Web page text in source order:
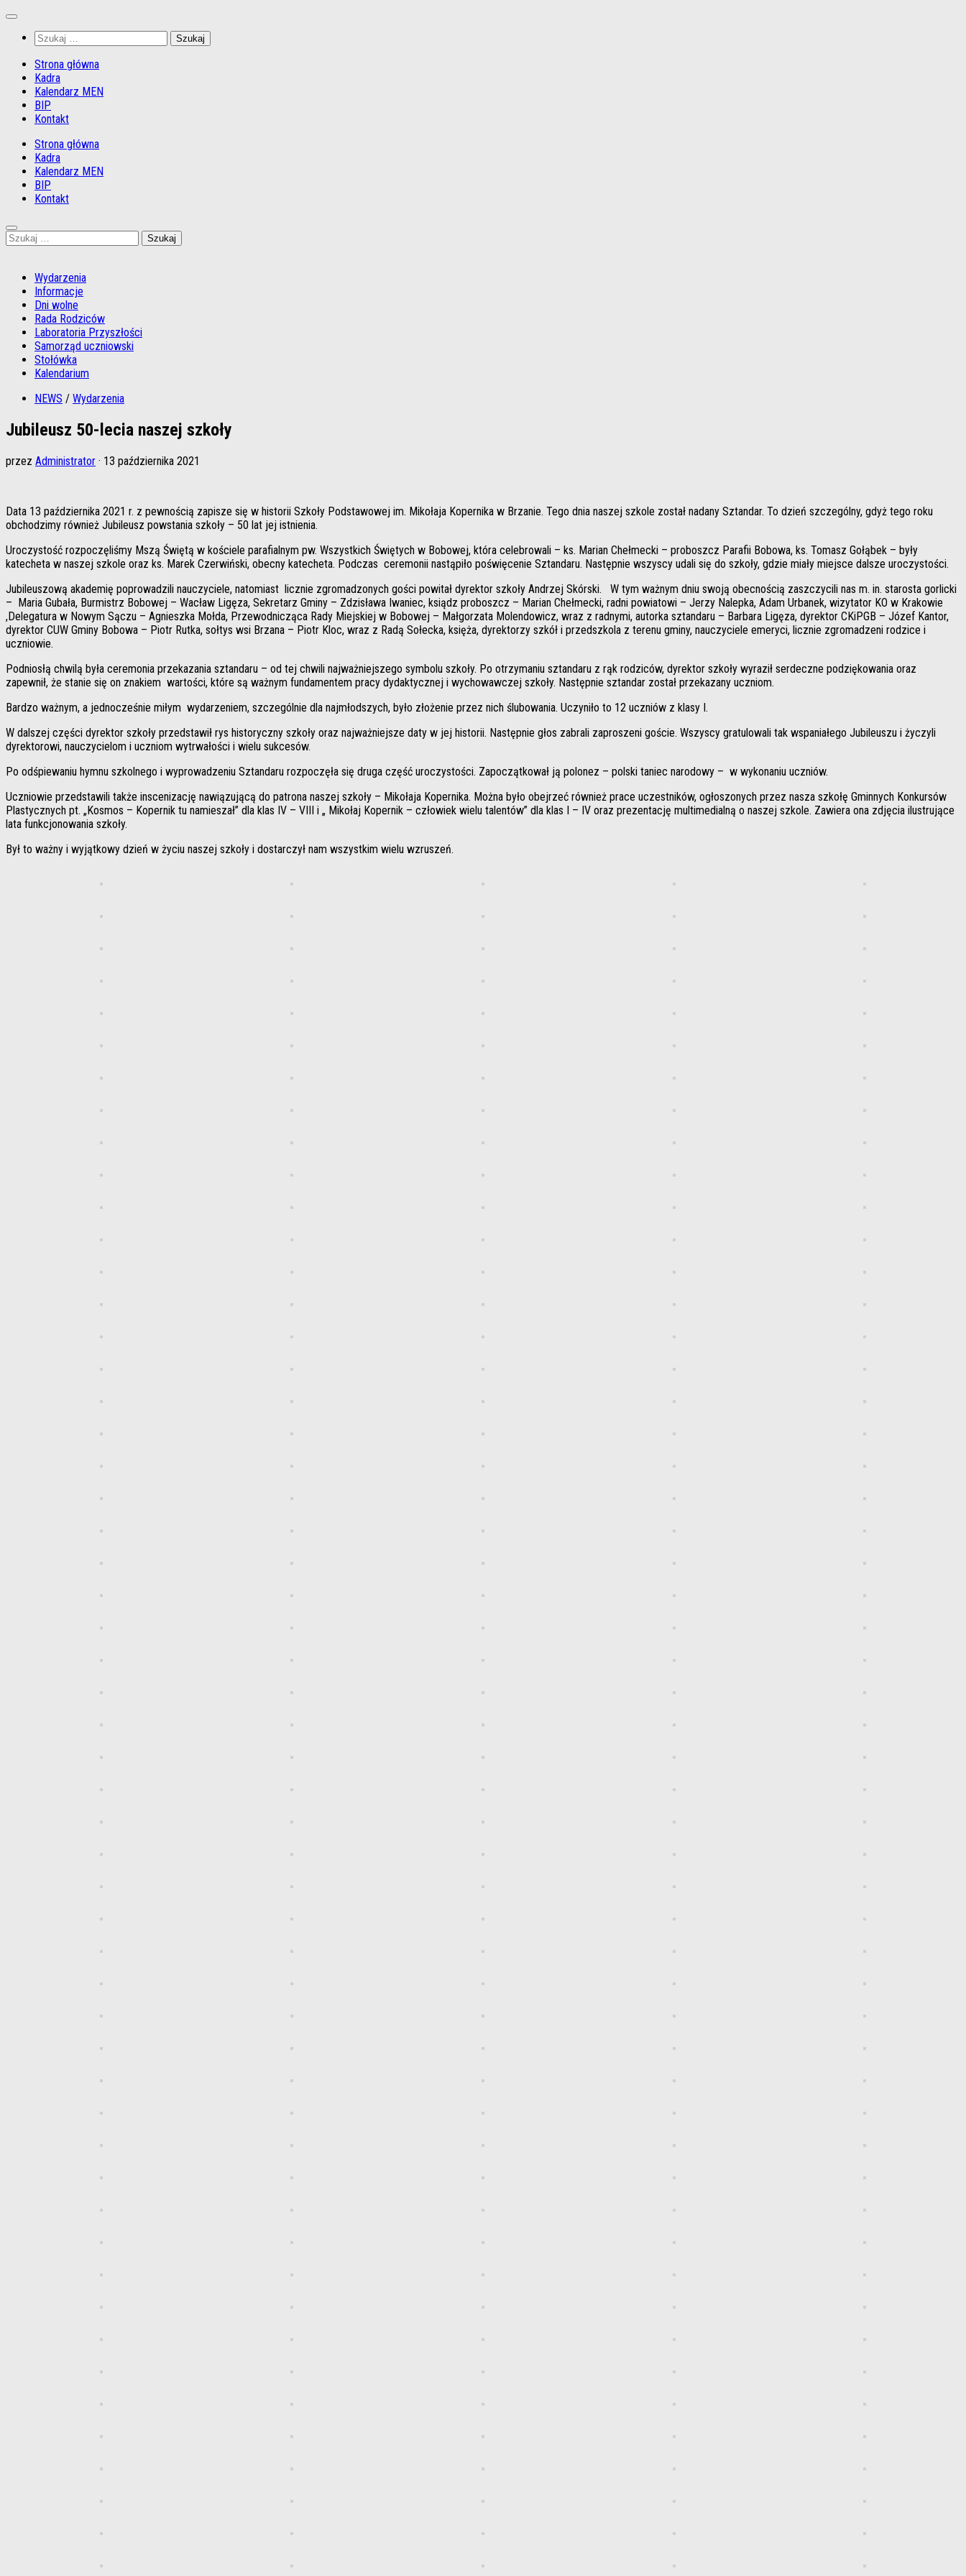
Przejdź
treści
Szukaj:
Strona główna
Kadra
Kalendarz MEN
BIP
Kontakt
Strona główna
Kadra
Kalendarz MEN
BIP
Kontakt
Szukaj:
Wydarzenia
Informacje
Dni wolne
Rada Rodziców
Laboratoria Przyszłości
Samorząd uczniowski
Stołówka
Kalendarium
NEWS / Wydarzenia
Jubileusz 50-lecia naszej szkoły
przez Administrator · 13 października 2021
Data 13 października 2021 r. z pewnością zapisze się w historii Szkoły Podstawowej im. Mikołaja Kopernika w Brzanie. Tego dnia naszej szkole został nadany Sztandar. To dzień szczególny, gdyż tego roku
obchodzimy również Jubileusz powstania szkoły – 50 lat jej istnienia.
Uroczystość rozpoczęliśmy Mszą Świętą w kościele parafialnym pw. Wszystkich Świętych w Bobowej, która celebrowali – ks. Marian Chełmecki – proboszcz Parafii Bobowa, ks. Tomasz Gołąbek – były
katecheta w naszej szkole oraz ks. Marek Czerwiński, obecny katecheta. Podczas ceremonii nastąpiło poświęcenie Sztandaru. Następnie wszyscy udali się do szkoły, gdzie miały miejsce dalsze uroczystości.
Jubileuszową akademię poprowadzili nauczyciele, natomiast licznie zgromadzonych gości powitał dyrektor szkoły Andrzej Skórski. W tym ważnym dniu swoją obecnością zaszczycili nas m. in. starosta gorlicki
– Maria Gubała, Burmistrz Bobowej – Wacław Ligęza, Sekretarz Gminy – Zdzisława Iwaniec, ksiądz proboszcz – Marian Chełmecki, radni powiatowi – Jerzy Nalepka, Adam Urbanek, wizytator KO w Krakowie
,Delegatura w Nowym Sączu – Agnieszka Mołda, Przewodnicząca Rady Miejskiej w Bobowej – Małgorzata Molendowicz, wraz z radnymi, autorka sztandaru – Barbara Ligęza, dyrektor CKiPGB – Józef Kantor,
dyrektor CUW Gminy Bobowa – Piotr Rutka, sołtys wsi Brzana – Piotr Kloc, wraz z Radą Sołecka, księża, dyrektorzy szkół i przedszkola z terenu gminy, nauczyciele emeryci, licznie zgromadzeni rodzice i
uczniowie.
Podniosłą chwilą była ceremonia przekazania sztandaru – od tej chwili najważniejszego symbolu szkoły. Po otrzymaniu sztandaru z rąk rodziców, dyrektor szkoły wyraził serdeczne podziękowania oraz
zapewnił, że stanie się on znakiem wartości, które są ważnym fundamentem pracy dydaktycznej i wychowawczej szkoły. Następnie sztandar został przekazany uczniom.
Bardzo ważnym, a jednocześnie miłym wydarzeniem, szczególnie dla najmłodszych, było złożenie przez nich ślubowania. Uczyniło to 12 uczniów z klasy I.
W dalszej części dyrektor szkoły przedstawił rys historyczny szkoły oraz najważniejsze daty w jej historii. Następnie głos zabrali zaproszeni goście. Wszyscy gratulowali tak wspaniałego Jubileuszu i życzyli
dyrektorowi, nauczycielom i uczniom wytrwałości i wielu sukcesów.
Po odśpiewaniu hymnu szkolnego i wyprowadzeniu Sztandaru rozpoczęła się druga część uroczystości. Zapoczątkował ją polonez – polski taniec narodowy – w wykonaniu uczniów.
Uczniowie przedstawili także inscenizację nawiązującą do patrona naszej szkoły – Mikołaja Kopernika. Można było obejrzeć również prace uczestników, ogłoszonych przez nasza szkołę Gminnych Konkursów
Plastycznych pt. „Kosmos – Kopernik tu namieszał” dla klas IV – VIII i „ Mikołaj Kopernik – człowiek wielu talentów” dla klas I – IV oraz prezentację multimedialną o naszej szkole. Zawiera ona zdjęcia ilustrujące
lata funkcjonowania szkoły.
Był to ważny i wyjątkowy dzień w życiu naszej szkoły i dostarczył nam wszystkim wielu wzruszeń.